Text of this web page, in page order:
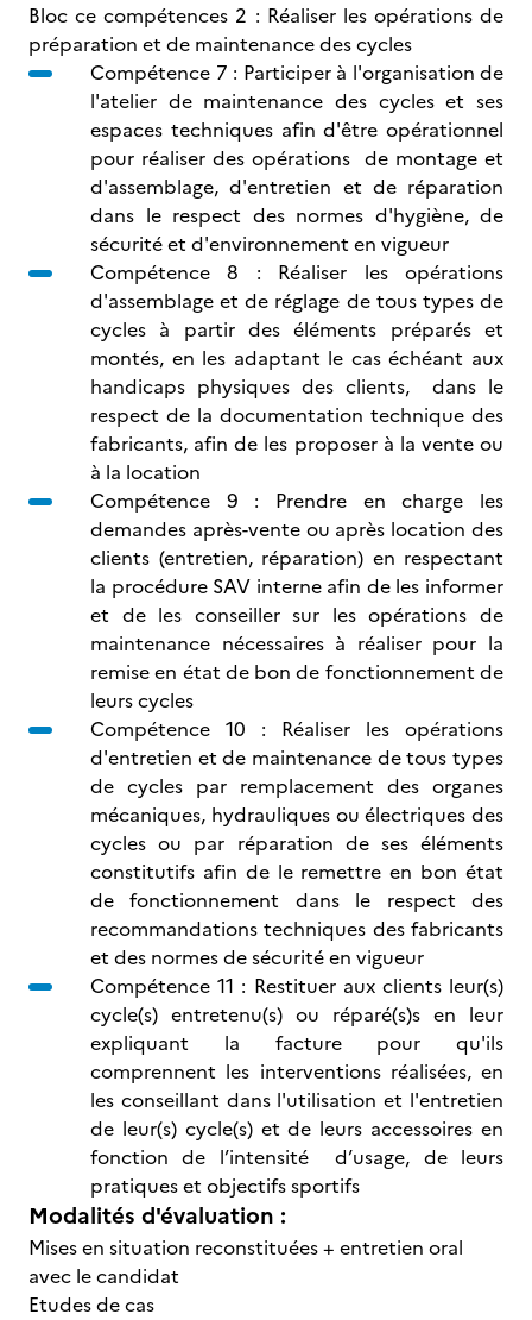
Bloc ce compétences 2 : Réaliser les opérations de
préparation et de maintenance des cycles
Compétence 7 : Participer à l'organisation de
l'atelier de maintenance des cycles et ses
espaces techniques afin d'être opérationnel
pour réaliser des opérations de montage et
d'assemblage, d'entretien et de réparation
dans le respect des normes d'hygiène, de
sécurité et d'environnement en vigueur
Compétence 8 : Réaliser les opérations
d'assemblage et de réglage de tous types de
cycles à partir des éléments préparés et
montés, en les adaptant le cas échéant aux
handicaps physiques des clients, dans le
respect de la documentation technique des
fabricants, afin de les proposer à la vente ou
à la location
Compétence 9 : Prendre en charge les
demandes après-vente ou après location des
clients (entretien, réparation) en respectant
la procédure SAV interne afin de les informer
et de les conseiller sur les opérations de
maintenance nécessaires à réaliser pour la
remise en état de bon de fonctionnement de
leurs cycles
Compétence 10 : Réaliser les opérations
d'entretien et de maintenance de tous types
de cycles par remplacement des organes
mécaniques, hydrauliques ou électriques des
cycles ou par réparation de ses éléments
constitutifs afin de le remettre en bon état
de fonctionnement dans le respect des
recommandations techniques des fabricants
et des normes de sécurité en vigueur
Compétence 11 : Restituer aux clients leur(s)
cycle(s) entretenu(s) ou réparé(s)s en leur
expliquant la facture pour qu'ils
comprennent les interventions réalisées, en
les conseillant dans l'utilisation et l'entretien
de leur(s) cycle(s) et de leurs accessoires en
fonction de l’intensité d’usage, de leurs
pratiques et objectifs sportifs
Modalités d'évaluation :
Mises en situation reconstituées + entretien oral
avec le candidat
Etudes de cas